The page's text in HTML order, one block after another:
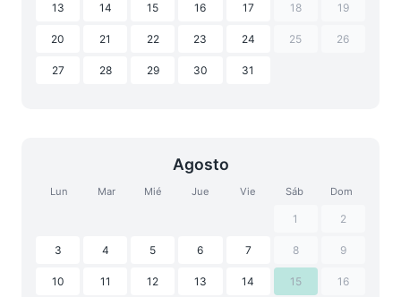
13 14 15 16 17 18 19
20 21 22 23 24 25 26
27 28 29 30 31
Agosto
Lun Mar Mié Jue Vie Sáb Dom
1 2
3 4 5 6 7 8 9
10 11 12 13 14 15 16